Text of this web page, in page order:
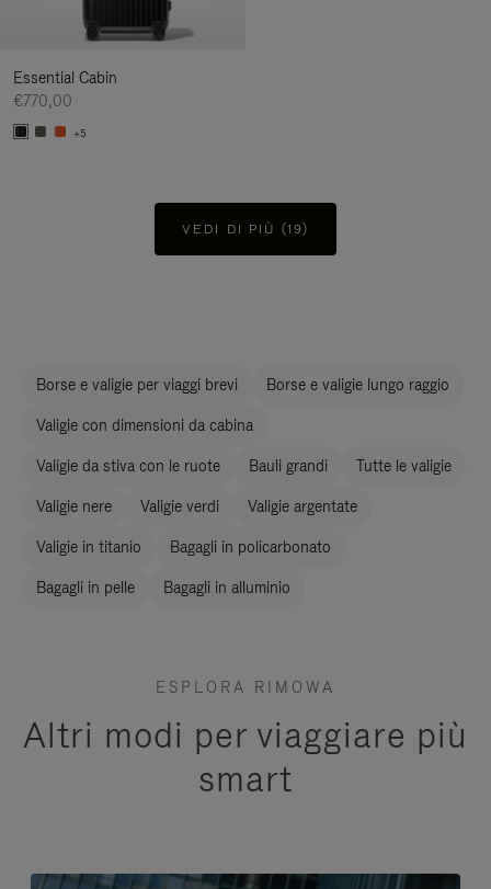
Essential Cabin
€770,00
+5
VEDI DI PIÙ (19)
Borse e valigie per viaggi brevi Borse e valigie lungo raggio
Valigie con dimensioni da cabina
Valigie da stiva con le ruote Bauli grandi Tutte le valigie
Valigie nere Valigie verdi Valigie argentate
Valigie in titanio Bagagli in policarbonato
Bagagli in pelle Bagagli in alluminio
ESPLORA RIMOWA
Altri modi per viaggiare più
smart